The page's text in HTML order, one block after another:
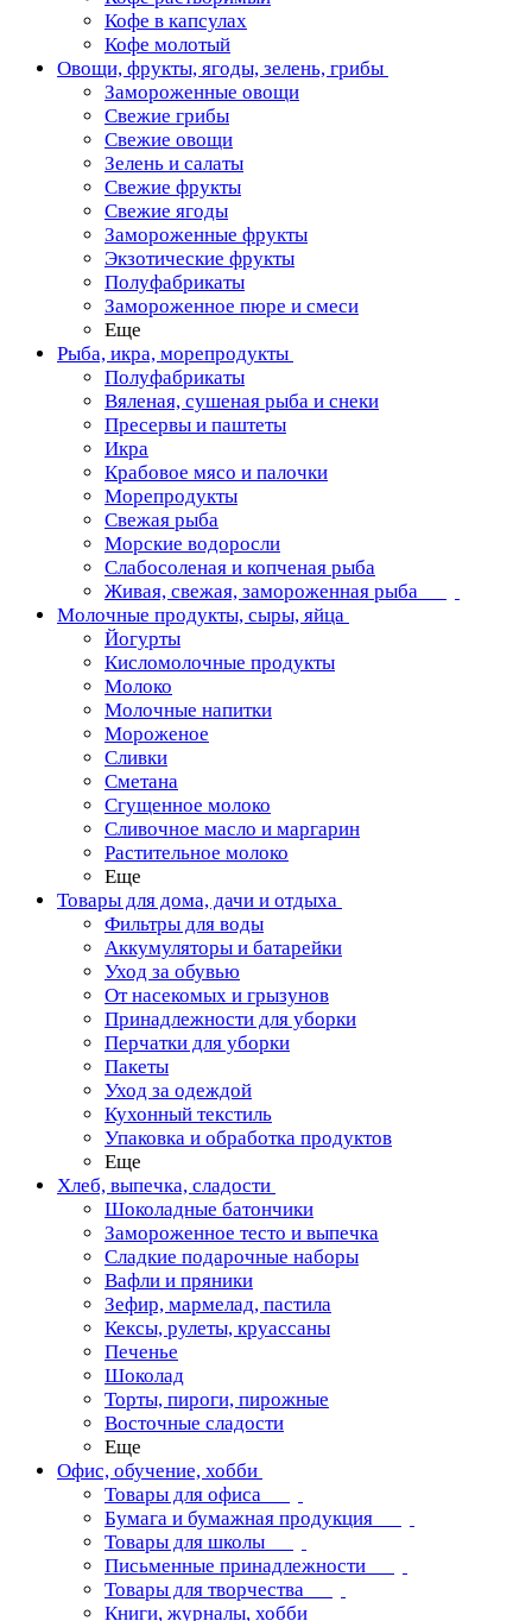
Кофе в капсулах
Кофе молотый
Овощи, фрукты, ягоды, зелень, грибы
Замороженные овощи
Свежие грибы
Свежие овощи
Зелень и салаты
Свежие фрукты
Свежие ягоды
Замороженные фрукты
Экзотические фрукты
Полуфабрикаты
Замороженное пюре и смеси
Еще
Рыба, икра, морепродукты
Полуфабрикаты
Вяленая, сушеная рыба и снеки
Пресервы и паштеты
Икра
Крабовое мясо и палочки
Морепродукты
Свежая рыба
Морские водоросли
Слабосоленая и копченая рыба
Живая, свежая, замороженная рыба
Молочные продукты, сыры, яйца
Йогурты
Кисломолочные продукты
Молоко
Молочные напитки
Мороженое
Сливки
Сметана
Сгущенное молоко
Сливочное масло и маргарин
Растительное молоко
Еще
Товары для дома, дачи и отдыха
Фильтры для воды
Аккумуляторы и батарейки
Уход за обувью
От насекомых и грызунов
Принадлежности для уборки
Перчатки для уборки
Пакеты
Уход за одеждой
Кухонный текстиль
Упаковка и обработка продуктов
Еще
Хлеб, выпечка, сладости
Шоколадные батончики
Замороженное тесто и выпечка
Сладкие подарочные наборы
Вафли и пряники
Зефир, мармелад, пастила
Кексы, рулеты, круассаны
Печенье
Шоколад
Торты, пироги, пирожные
Восточные сладости
Еще
Офис, обучение, хобби
Товары для офиса
Бумага и бумажная продукция
Товары для школы
Письменные принадлежности
Товары для творчества
Книги, журналы, хобби